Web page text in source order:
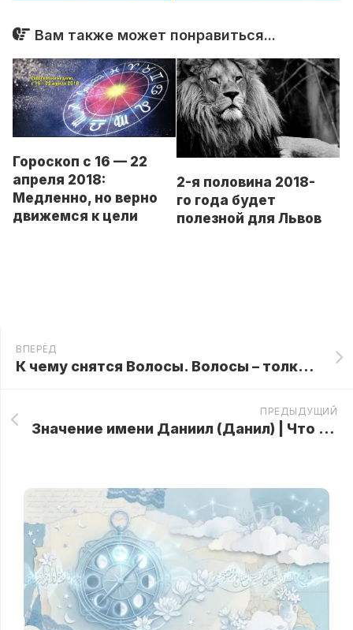
Вам также может понравиться...
Гороскоп с 16 — 22
апреля 2018:
Медленно, но верно
движемся к цели
2-я половина 2018-
го года будет
полезной для Львов
ВПЕРЁД
К чему снятся Волосы. Волосы – толкование сна в соннике
ПРЕДЫДУЩИЙ
Значение имени Даниил (Данил) | Что означает имя Даниил, характер и судьба